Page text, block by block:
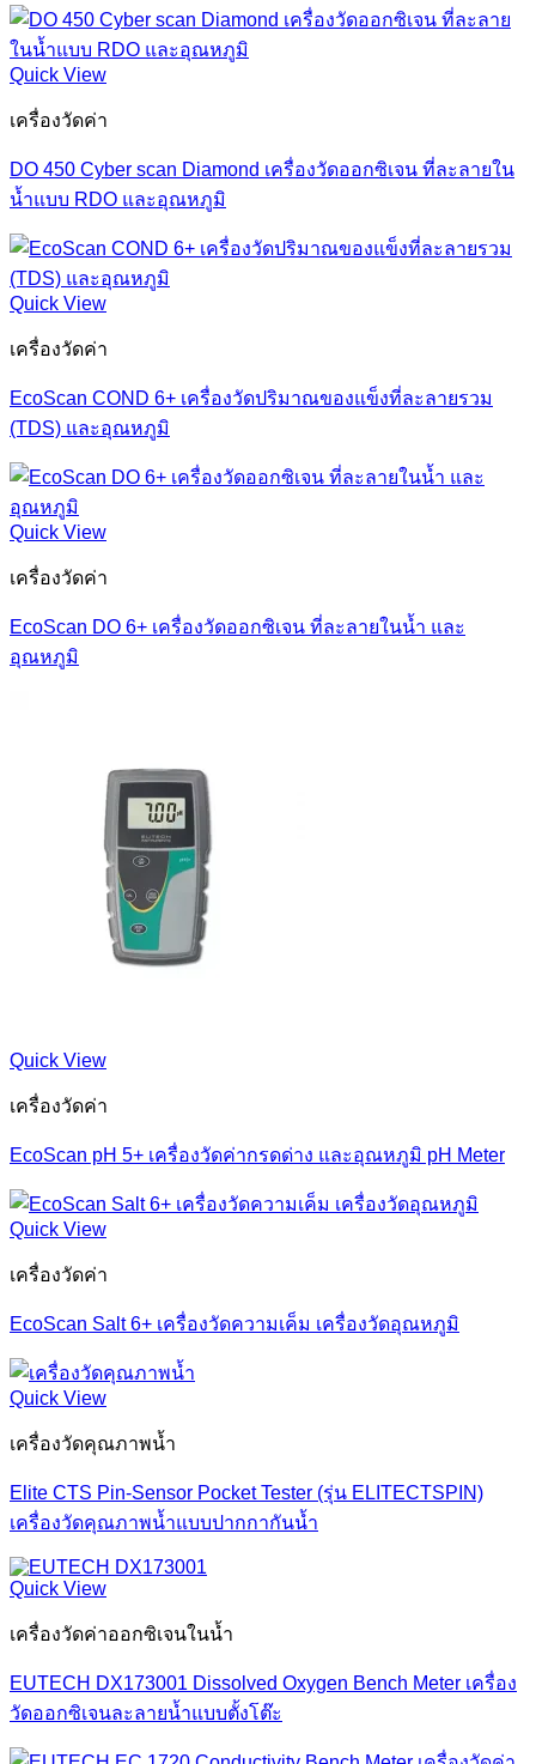
Quick View
เครื่องวัดค่า
DO 450 Cyber scan Diamond เครื่องวัดออกซิเจน ที่ละลายใน
น้ำแบบ RDO และอุณหภูมิ
Quick View
เครื่องวัดค่า
EcoScan COND 6+ เครื่องวัดปริมาณของแข็งที่ละลายรวม
(TDS) และอุณหภูมิ
Quick View
เครื่องวัดค่า
EcoScan DO 6+ เครื่องวัดออกซิเจน ที่ละลายในน้ำ และ
อุณหภูมิ
Quick View
เครื่องวัดค่า
EcoScan pH 5+ เครื่องวัดค่ากรดด่าง และอุณหภูมิ pH Meter
Quick View
เครื่องวัดค่า
EcoScan Salt 6+ เครื่องวัดความเค็ม เครื่องวัดอุณหภูมิ
Quick View
เครื่องวัดคุณภาพน้ำ
Elite CTS Pin-Sensor Pocket Tester (รุ่น ELITECTSPIN)
เครื่องวัดคุณภาพน้ำแบบปากกากันน้ำ
Quick View
เครื่องวัดค่าออกซิเจนในน้ำ
EUTECH DX173001 Dissolved Oxygen Bench Meter เครื่อง
วัดออกซิเจนละลายน้ำแบบตั้งโต๊ะ